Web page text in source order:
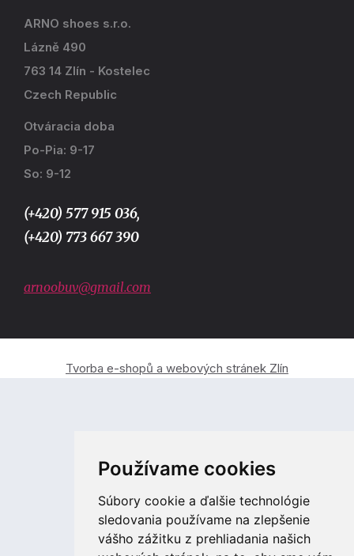
Používame cookies
Súbory cookie a ďalšie technológie
sledovania používame na zlepšenie
vášho zážitku z prehliadania našich
ARNO shoes s.r.o.
Lázně 490
763 14 Zlín - Kostelec
Czech Republic
Otváracia doba
Po-Pia: 9-17
So: 9-12
(+420) 577 915 036,
(+420) 773 667 390
arnoobuv@gmail.com
Tvorba e-shopů a webových stránek Zlín